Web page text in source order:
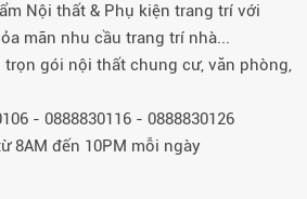
Nội thất & Phụ kiện trang trí với
mãn nhu cầu trang trí nhà...
trọn gói nội thất chung cư, văn phòng,
- 0888830116 - 0888830126
8AM đến 10PM mỗi ngày